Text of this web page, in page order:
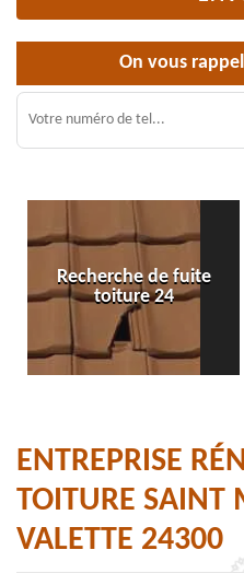
On vous
Recherche de fuite
toiture 24
ENTREPRISE
TOITURE SAINT
VALETTE 24300